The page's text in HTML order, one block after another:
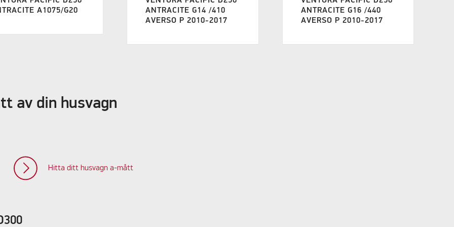
A1075/G20
ANTRACITE G14 /410
AVERSO P 2010-2017
ANTRACITE G16 /440
AVERSO P 2010-2017
av din husvagn
Hitta ditt husvagn a-mått